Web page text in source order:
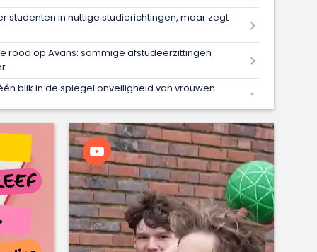
studenten in nuttige studierichtingen, maar zegt
rood op Avans: sommige afstudeerzittingen
blik in de spiegel onveiligheid van vrouwen
uit? Universiteit Utrecht wil eigen mailomgeving